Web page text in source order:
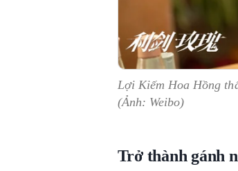
Lợi Kiếm Hoa Hồng
(Ảnh: Weibo)
Trở thành gánh